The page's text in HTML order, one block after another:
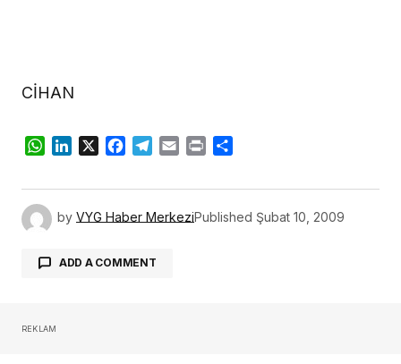
CİHAN
WhatsApp
LinkedIn
X Facebook
Telegram
Email Print
by VYG Haber MerkeziPublished Şubat 10, 2009
ADD A COMMENT
REKLAM